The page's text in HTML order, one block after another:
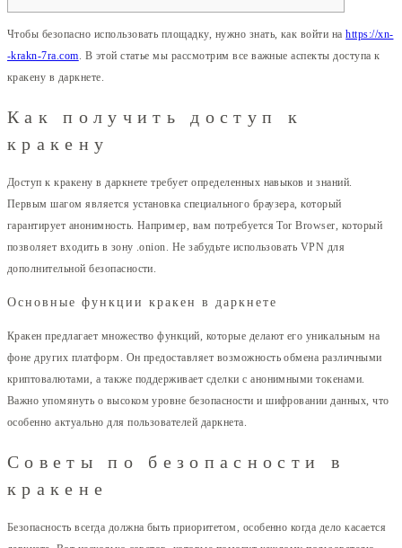
Чтобы безопасно использовать площадку, нужно знать, как войти наhttps://xn-
-krakn-7ra.com. В этой статье мы рассмотрим все важные аспекты доступа к
кракену в даркнете.
Как получить доступ к
кракену
Доступ к кракену в даркнете требует определенных навыков и знаний.
Первым шагом является установка специального браузера, который
гарантирует анонимность. Например, вам потребуется Tor Browser, который
позволяет входить в зону .onion. Не забудьте использовать VPN для
дополнительной безопасности.
Основные функции кракен в даркнете
Кракен предлагает множество функций, которые делают его уникальным на
фоне других платформ. Он предоставляет возможность обмена различными
криптовалютами, а также поддерживает сделки с анонимными токенами.
Важно упомянуть о высоком уровне безопасности и шифровании данных, что
особенно актуально для пользователей даркнета.
Советы по безопасности в
кракене
Безопасность всегда должна быть приоритетом, особенно когда дело касается